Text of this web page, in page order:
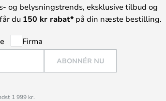
og belysningstrends, eksklusive tilbud og
du 150 kr rabat*på din næste bestilling.
Firma
ABONNÉR NU
1 999 kr.